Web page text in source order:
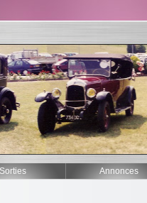
Sorties Annonces